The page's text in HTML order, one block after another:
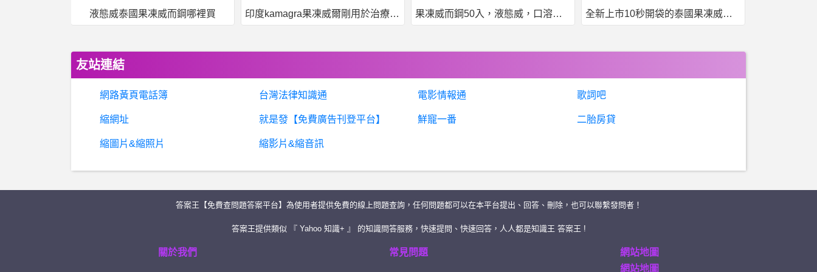
威泰國果凍威而鋼哪裡買 印度kamagra果凍威爾剛用於治療男性勃起功能障礙 果凍威而鋼50入，液態威，口溶速效 全新上市10秒開袋的泰國果凍威而鋼強勢來襲
友站連結
網路黃頁電話簿 台灣法律知識通 電影情報通 歌詞吧
縮網址 就是發【免費廣告刊登平台】 鮮寵一番 二胎房貸
縮圖片&縮照片 縮影片&縮音訊
答案王【免費查問題答案平台】為使用者提供免費的線上問題查詢，任何問題都可以在本平台提出、回答、刪除，也可以聯繫發問者！
答案王提供類似 『 Yahoo 知識+ 』 的知識問答服務，快速提問、快速回答，人人都是知識王 答案王 !
關於我們 常見問題
網站地圖
網站地圖